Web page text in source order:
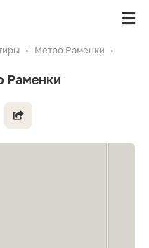
Метро Раменки
Раменки